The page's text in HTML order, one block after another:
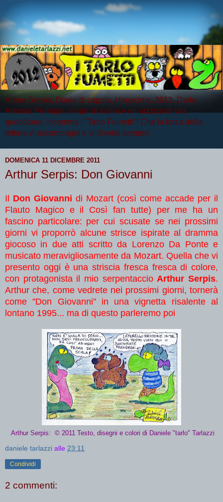
Arthur Serpis, Diario di coppia, Hiroscima, 2012, Darla
Artrosia Perhaps, un po' di satira e un pizzico di vita
quotidiana: insomma i "Tarlo Fumetti"! Che la forza della
lettura vi accompagni e vi diverta sempre.
DOMENICA 11 DICEMBRE 2011
Arthur Serpis: Don Giovanni
Il Don Giovanni di Mozart (così come accade per il
Flauto Magico e il Così fan tutte) per me ha un
fascino particolare: per cui scusate se nei prossimi
giorni vi proporrò alcune strisce ispirate al dramma
giocoso in due atti scritto da Lorenzo Da Ponte e
musicato meravigliosamente da Mozart. Quella che vi
presento oggi è una striscia fresca fresca di colore,
con protagonista il mio serpentaccioArthur Serpis.
Arthur che, come vedrete nei prossimi giorni, tornerà
come "Don Giovanni" in una vignetta risalente al
lontano 1995... ma di questo parleremo poi
Arthur Serpis: © 2011 Testo, disegni e colori di Daniele "tarlo" Tarlazzi
daniele tarlazzi alle 23:11
Condividi
2 commenti: